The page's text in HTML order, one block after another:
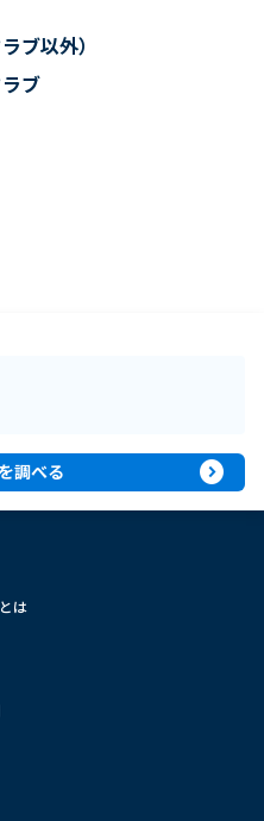
ブ以外）
ブ
調べる expand_circle_right
は